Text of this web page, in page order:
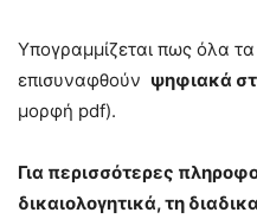
Υπογραμμίζεται πως όλα τα
επισυναφθούν ψηφιακά
μορφή pdf).
Για περισσότερες
δικαιολογητικά, τη